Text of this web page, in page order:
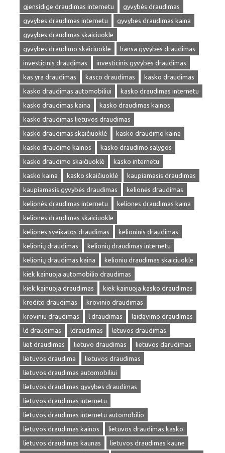
gjensidige draudimas internetu
gyvybės draudimas
gyvybes draudimas internetu
gyvybes draudimas kaina
gyvybes draudimas skaiciuokle
gyvybes draudimo skaiciuokle
hansa gyvybės draudimas
investicinis draudimas
investicinis gyvybės draudimas
kas yra draudimas
kasco draudimas
kasko draudimas
kasko draudimas automobiliui
kasko draudimas internetu
kasko draudimas kaina
kasko draudimas kainos
kasko draudimas lietuvos draudimas
kasko draudimas skaičiuoklė
kasko draudimo kaina
kasko draudimo kainos
kasko draudimo salygos
kasko draudimo skaičiuoklė
kasko internetu
kasko kaina
kasko skaičiuoklė
kaupiamasis draudimas
kaupiamasis gyvybės draudimas
kelionės draudimas
kelionės draudimas internetu
keliones draudimas kaina
keliones draudimas skaiciuokle
keliones sveikatos draudimas
kelioninis draudimas
kelionių draudimas
kelionių draudimas internetu
kelionių draudimas kaina
kelioniu draudimas skaiciuokle
kiek kainuoja automobilio draudimas
kiek kainuoja draudimas
kiek kainuoja kasko draudimas
kredito draudimas
krovinio draudimas
kroviniu draudimas
l draudimas
laidavimo draudimas
ld draudimas
ldraudimas
letuvos draudimas
liet draudimas
lietuvo draudimas
lietuvos darudimas
lietuvos draudima
lietuvos draudimas
lietuvos draudimas automobiliui
lietuvos draudimas gyvybes draudimas
lietuvos draudimas internetu
lietuvos draudimas internetu automobilio
lietuvos draudimas kainos
lietuvos draudimas kasko
lietuvos draudimas kaunas
lietuvos draudimas kaune